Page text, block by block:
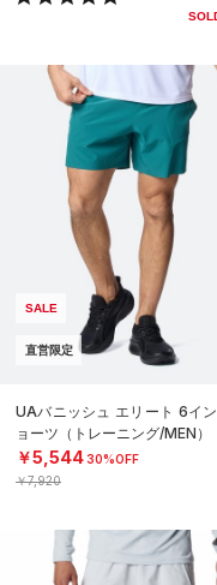
SALE
直営限定
UAバニッシュ エリート 6イ
ョーツ（トレーニング/MEN）
￥5,54430%OFF
￥7,920